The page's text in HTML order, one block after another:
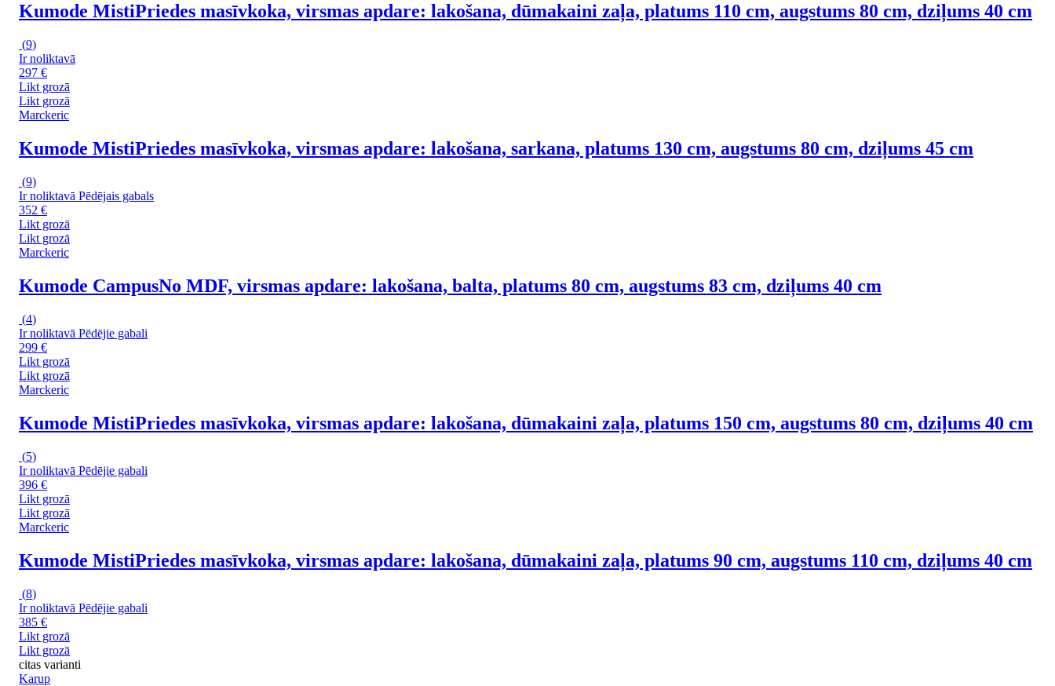
Kumode MistiPriedes masīvkoka, virsmas apdare: lakošana, dūmakaini zaļa, platums 110 cm, augstums 80 cm, dziļums 40 cm
(9)
Ir noliktavā
297 €
Likt grozā
Likt grozā
Marckeric
Kumode MistiPriedes masīvkoka, virsmas apdare: lakošana, sarkana, platums 130 cm, augstums 80 cm, dziļums 45 cm
(9)
Ir noliktavā Pēdējais gabals
352 €
Likt grozā
Likt grozā
Marckeric
Kumode CampusNo MDF, virsmas apdare: lakošana, balta, platums 80 cm, augstums 83 cm, dziļums 40 cm
(4)
Ir noliktavā Pēdējie gabali
299 €
Likt grozā
Likt grozā
Marckeric
Kumode MistiPriedes masīvkoka, virsmas apdare: lakošana, dūmakaini zaļa, platums 150 cm, augstums 80 cm, dziļums 40 cm
(5)
Ir noliktavā Pēdējie gabali
396 €
Likt grozā
Likt grozā
Marckeric
Kumode MistiPriedes masīvkoka, virsmas apdare: lakošana, dūmakaini zaļa, platums 90 cm, augstums 110 cm, dziļums 40 cm
(8)
Ir noliktavā Pēdējie gabali
385 €
Likt grozā
Likt grozā
citas varianti
Karup